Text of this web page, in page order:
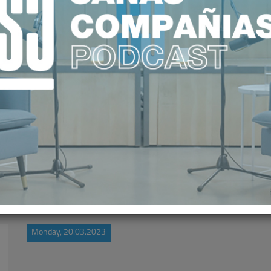
RADIO. VALOR SALUD 17/
Monday, 20.03.2023